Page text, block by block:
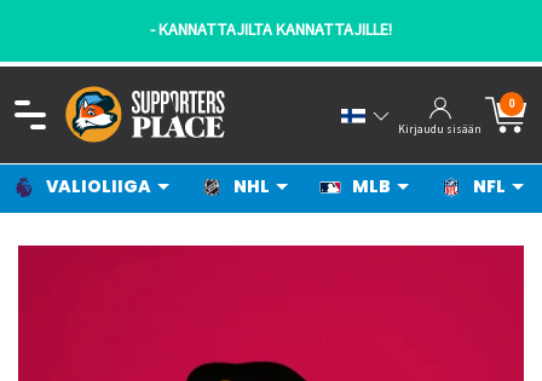
- KANNATTAJILTA KANNATTAJILLE!
Kirjaudu sisään
0
VALIOLIIGA NHL MLB NFL